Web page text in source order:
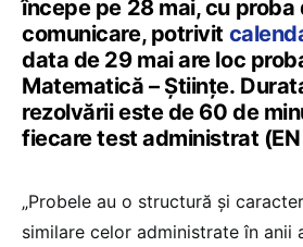
începe pe 28 mai, cu proba
comunicare, potrivit
data de 29 mai are loc
Matematică – Științe.
rezolvării este de 60 de
fiecare test administrat
„Probele au o structură și
similare celor administrate în anii